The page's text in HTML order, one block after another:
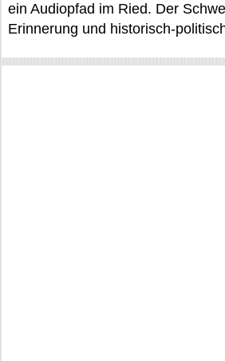
ein Audiopfad im Ried. Der
Erinnerung und historisch-